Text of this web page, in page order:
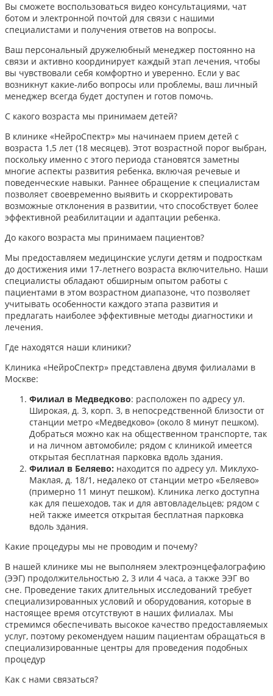
Вы сможете воспользоваться видео консультациями, чат
ботом и электронной почтой для связи с нашими
специалистами и получения ответов на вопросы.
Ваш персональный дружелюбный менеджер постоянно на
связи и активно координирует каждый этап лечения, чтобы
вы чувствовали себя комфортно и уверенно. Если у вас
возникнут какие-либо вопросы или проблемы, ваш личный
менеджер всегда будет доступен и готов помочь.
С какого возраста мы принимаем детей?
В клинике «НейроСпектр» мы начинаем прием детей с
возраста 1,5 лет (18 месяцев). Этот возрастной порог выбран,
поскольку именно с этого периода становятся заметны
многие аспекты развития ребенка, включая речевые и
поведенческие навыки. Раннее обращение к специалистам
позволяет своевременно выявить и скорректировать
возможные отклонения в развитии, что способствует более
эффективной реабилитации и адаптации ребенка.​
До какого возраста мы принимаем пациентов?
Мы предоставляем медицинские услуги детям и подросткам
до достижения ими 17-летнего возраста включительно. Наши
специалисты обладают обширным опытом работы с
пациентами в этом возрастном диапазоне, что позволяет
учитывать особенности каждого этапа развития и
предлагать наиболее эффективные методы диагностики и
лечения.​
Где находятся наши клиники?
Клиника «НейроСпектр» представлена двумя филиалами в
Москве:​
Филиал в Медведково: расположен по адресу ул.
Широкая, д. 3, корп. 3, в непосредственной близости от
станции метро «Медведково» (около 8 минут пешком).
Добраться можно как на общественном транспорте, так
и на личном автомобиле; рядом с клиникой имеется
открытая бесплатная парковка вдоль здания.
Филиал в Беляево: находится по адресу ул. Миклухо-
Маклая, д. 18/1, недалеко от станции метро «Беляево»
(примерно 11 минут пешком). Клиника легко доступна
как для пешеходов, так и для автовладельцев; рядом с
ней также имеется открытая бесплатная парковка
вдоль здания.
Какие процедуры мы не проводим и почему?
В нашей клинике мы не выполняем электроэнцефалографию
(ЭЭГ) продолжительностью 2, 3 или 4 часа, а также ЭЭГ во
сне. Проведение таких длительных исследований требует
специализированных условий и оборудования, которые в
настоящее время отсутствуют в наших филиалах. Мы
стремимся обеспечивать высокое качество предоставляемых
услуг, поэтому рекомендуем нашим пациентам обращаться в
специализированные центры для проведения подобных
процедур
Как с нами связаться?